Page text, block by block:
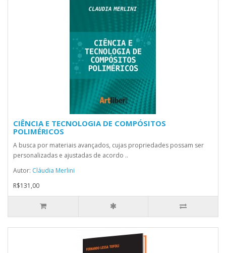
CIÊNCIA E TECNOLOGIA DE COMPÓSITOS
POLIMÉRICOS
A busca por materiais avançados, cujas propriedades possam ser
personalizadas e ajustadas de acordo ..
Autor: Cláudia Merlini
R$131,00